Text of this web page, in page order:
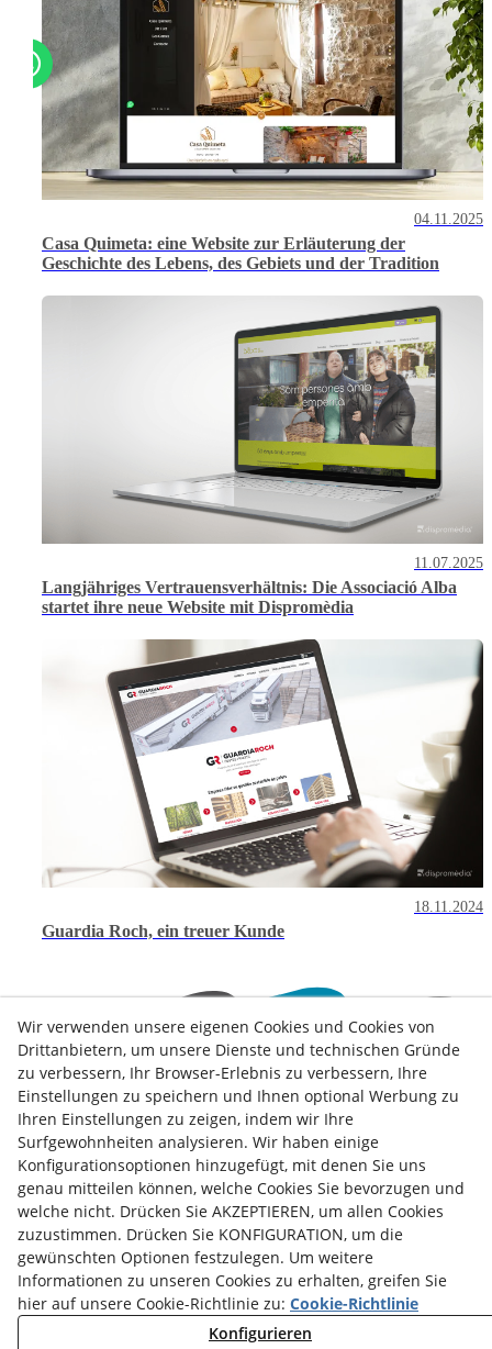
Casa Quimeta: eine Website zur Erläuterung der
Geschichte des Lebens, des Gebiets und der Tradition
04.11.2025
Langjähriges Vertrauensverhältnis: Die Associació Alba
startet ihre neue Website mit Dispromèdia
11.07.2025
Guardia Roch, ein treuer Kunde
18.11.2024
Kontakt
Nachrichten Datenschutz-Bestimmungen Kochrichtlinie
Rechtsberatung Geschäftsbedingungen
Whistleblowing Channel Política de seguridad - ENS
Dienststatus
Montag bis Freitag:
8:00bis15:00Uhr
Wir verwenden unsere eigenen Cookies und Cookies von
Drittanbietern, um unsere Dienste und technischen Gründe
zu verbessern, Ihr Browser-Erlebnis zu verbessern, Ihre
Einstellungen zu speichern und Ihnen optional Werbung zu
Ihren Einstellungen zu zeigen, indem wir Ihre
Surfgewohnheiten analysieren. Wir haben einige
Konfigurationsoptionen hinzugefügt, mit denen Sie uns
genau mitteilen können, welche Cookies Sie bevorzugen und
welche nicht. Drücken Sie AKZEPTIEREN, um allen Cookies
zuzustimmen. Drücken Sie KONFIGURATION, um die
gewünschten Optionen festzulegen. Um weitere
Informationen zu unseren Cookies zu erhalten, greifen Sie
hier auf unsere Cookie-Richtlinie zu: Cookie-Richtlinie
Konfigurieren